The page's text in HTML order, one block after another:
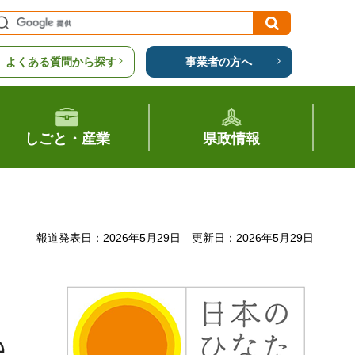
よくある質問から探す 事業者の方へ
しごと・産業 県政情報
報道発表日：2026年5月29日 更新日：2026年5月29日